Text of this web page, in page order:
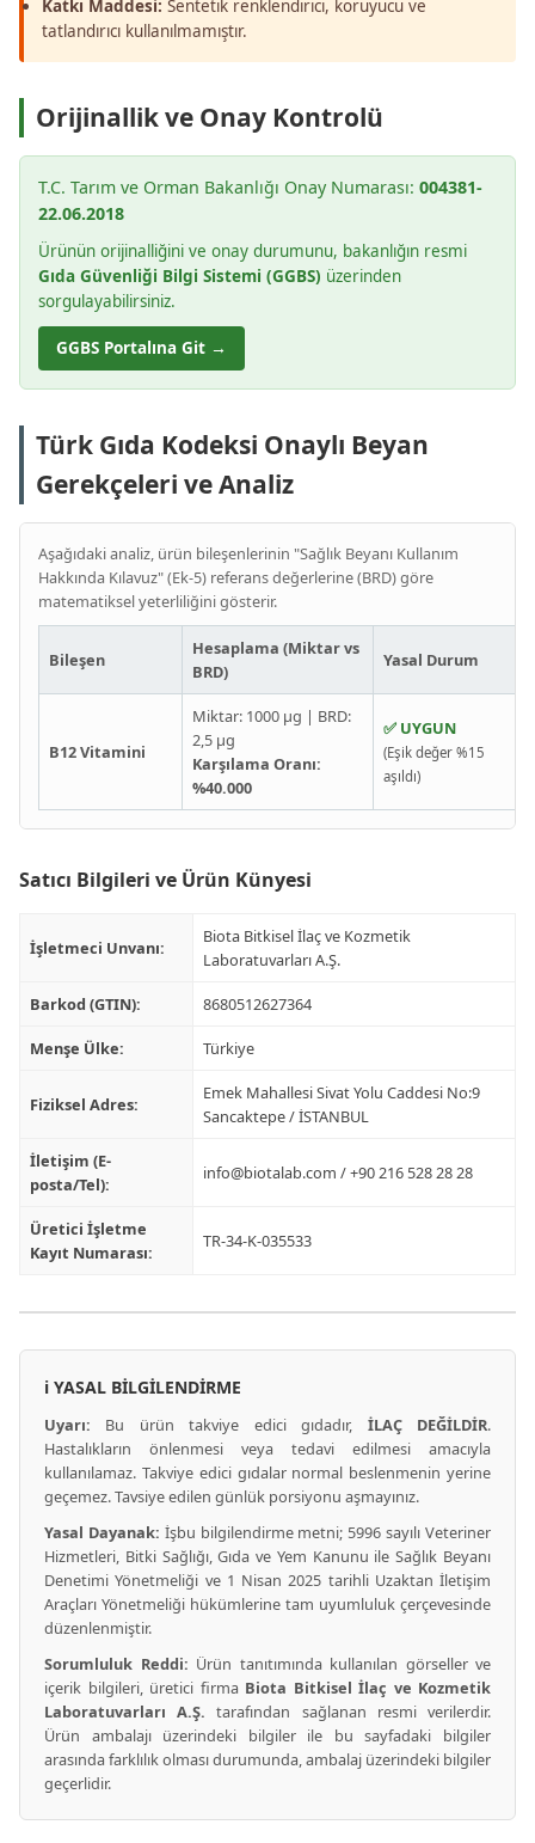
Katkı Maddesi: Sentetik renklendirici, koruyucu ve
tatlandırıcı kullanılmamıştır.
Orijinallik ve Onay Kontrolü
T.C. Tarım ve Orman Bakanlığı Onay Numarası: 004381-
22.06.2018
Ürünün orijinalliğini ve onay durumunu, bakanlığın resmi
Gıda Güvenliği Bilgi Sistemi (GGBS) üzerinden
sorgulayabilirsiniz.
GGBS Portalına Git →
Türk Gıda Kodeksi Onaylı Beyan
Gerekçeleri ve Analiz
Aşağıdaki analiz, ürün bileşenlerinin "Sağlık Beyanı Kullanım
Hakkında Kılavuz" (Ek-5) referans değerlerine (BRD) göre
matematiksel yeterliliğini gösterir.
Bileşen
Hesaplama (Miktar vs
BRD)
Yasal Durum
B12 Vitamini
Miktar: 1000 µg | BRD:
2,5 µg
Karşılama Oranı:
%40.000
✅ UYGUN
(Eşik değer %15
aşıldı)
Satıcı Bilgileri ve Ürün Künyesi
İşletmeci Unvanı:
Biota Bitkisel İlaç ve Kozmetik
Laboratuvarları A.Ş.
Barkod (GTIN): 8680512627364
Menşe Ülke: Türkiye
Fiziksel Adres:
Emek Mahallesi Sivat Yolu Caddesi No:9
Sancaktepe / İSTANBUL
İletişim (E-
posta/Tel):
info@biotalab.com / +90 216 528 28 28
Üretici İşletme
Kayıt Numarası:
TR-34-K-035533
ℹ️ YASAL BİLGİLENDİRME
Uyarı: Bu ürün takviye edici gıdadır, İLAÇ DEĞİLDİR.
Hastalıkların önlenmesi veya tedavi edilmesi amacıyla
kullanılamaz. Takviye edici gıdalar normal beslenmenin yerine
geçemez. Tavsiye edilen günlük porsiyonu aşmayınız.
Yasal Dayanak: İşbu bilgilendirme metni; 5996 sayılı Veteriner
Hizmetleri, Bitki Sağlığı, Gıda ve Yem Kanunu ile Sağlık Beyanı
Denetimi Yönetmeliği ve 1 Nisan 2025 tarihli Uzaktan İletişim
Araçları Yönetmeliği hükümlerine tam uyumluluk çerçevesinde
düzenlenmiştir.
Sorumluluk Reddi: Ürün tanıtımında kullanılan görseller ve
içerik bilgileri, üretici firma Biota Bitkisel İlaç ve Kozmetik
Laboratuvarları A.Ş. tarafından sağlanan resmi verilerdir.
Ürün ambalajı üzerindeki bilgiler ile bu sayfadaki bilgiler
arasında farklılık olması durumunda, ambalaj üzerindeki bilgiler
geçerlidir.